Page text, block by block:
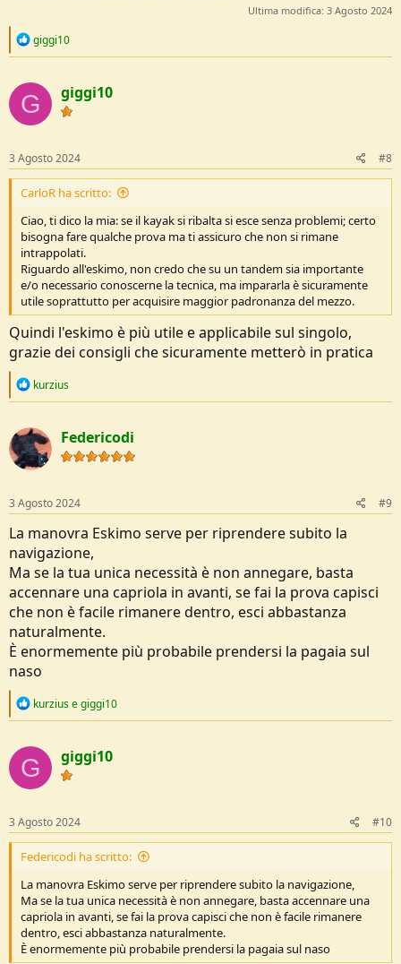
Ultima modifica: 3 Agosto 2024
R
c
t
i
o
s
:
giggi10
G giggi10
3 Agosto 2024 #8
CarloR ha scritto:
Ciao, ti dico la mia: se il kayak si ribalta si esce senza problemi; certo
bisogna fare qualche prova ma ti assicuro che non si rimane
intrappolati.
Riguardo all'eskimo, non credo che su un tandem sia importante
e/o necessario conoscerne la tecnica, ma impararla è sicuramente
utile soprattutto per acquisire maggior padronanza del mezzo.
Quindi l'eskimo è più utile e applicabile sul singolo,
grazie dei consigli che sicuramente metterò in pratica
R
c
t
i
o
s
:
kurzius
Federicodi
3 Agosto 2024 #9
La manovra Eskimo serve per riprendere subito la
navigazione,
Ma se la tua unica necessità è non annegare, basta
accennare una capriola in avanti, se fai la prova capisci
che non è facile rimanere dentro, esci abbastanza
naturalmente.
È enormemente più probabile prendersi la pagaia sul
naso
R
c
t
i
o
s
:
kurziusegiggi10
G giggi10
3 Agosto 2024 #10
Federicodi ha scritto:
La manovra Eskimo serve per riprendere subito la navigazione,
Ma se la tua unica necessità è non annegare, basta accennare una
capriola in avanti, se fai la prova capisci che non è facile rimanere
dentro, esci abbastanza naturalmente.
È enormemente più probabile prendersi la pagaia sul naso